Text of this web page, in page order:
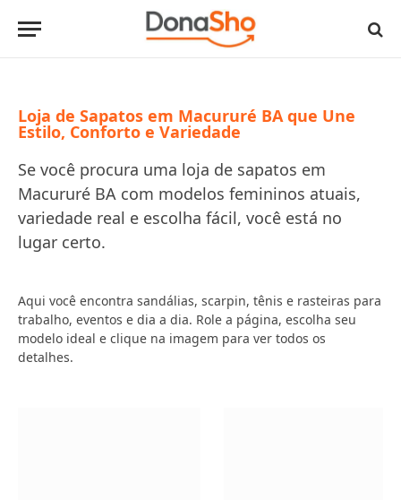
Loja de Sapatos em Macururé BA que Une
Estilo, Conforto e Variedade
Se você procura uma loja de sapatos em
Macururé BA com modelos femininos atuais,
variedade real e escolha fácil, você está no
lugar certo.
Aqui você encontra sandálias, scarpin, tênis e rasteiras para
trabalho, eventos e dia a dia. Role a página, escolha seu
modelo ideal e clique na imagem para ver todos os
detalhes.